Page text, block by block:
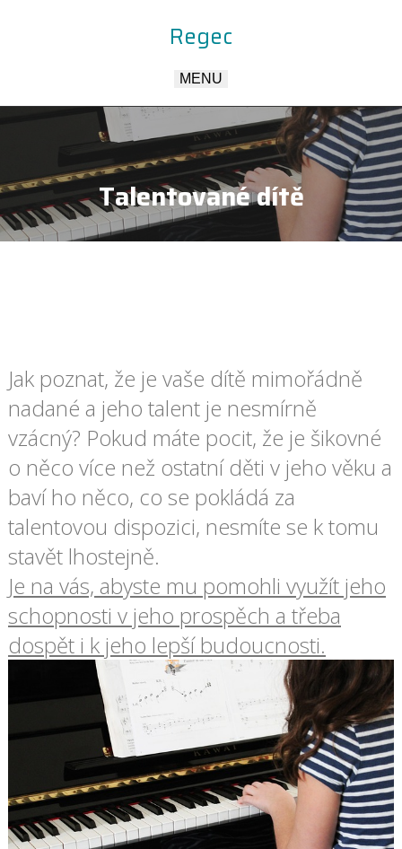
Regec
MENU
Talentované dítě
Jak poznat, že je vaše dítě mimořádně
nadané a jeho talent je nesmírně
vzácný? Pokud máte pocit, že je šikovné
o něco více než ostatní děti v jeho věku a
baví ho něco, co se pokládá za
talentovou dispozici, nesmíte se k tomu
stavět lhostejně.
Je na vás, abyste mu pomohli využít jeho
schopnosti v jeho prospěch a třeba
dospět i k jeho lepší budoucnosti.